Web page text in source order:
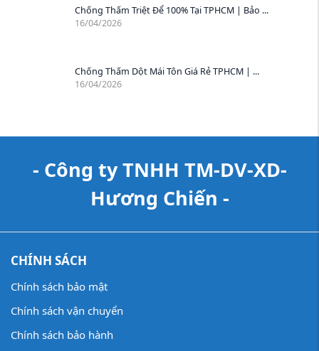
Chống Thấm Triệt Để 100% Tại TPHCM | Bảo ...
16/04/2026
Chống Thấm Dột Mái Tôn Giá Rẻ TPHCM | ...
16/04/2026
- Công ty TNHH TM-DV-XD-
Hương Chiến -
CHÍNH SÁCH
Chính sách bảo mật
Chính sách vận chuyển
Chính sách bảo hành